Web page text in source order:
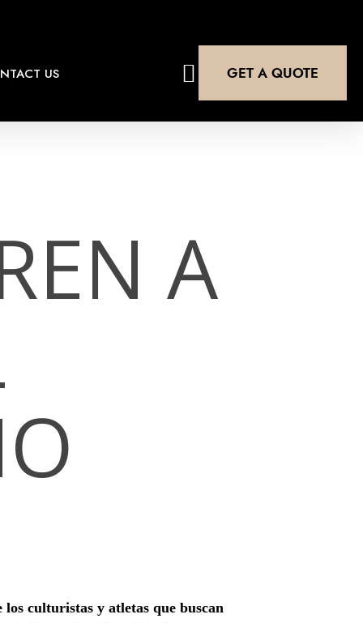
US GET A QUOTE
search
A
culturistas y atletas que buscan